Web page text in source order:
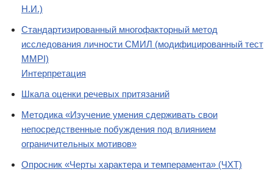
Н.И.)
Стандартизированный многофакторный метод
исследования личности СМИЛ (модифицированный тест
MMPI)
Интерпретация
Шкала оценки речевых притязаний
Методика «Изучение умения сдерживать свои
непосредственные побуждения под влиянием
ограничительных мотивов»
Опросник «Черты характера и темперамента» (ЧХТ)